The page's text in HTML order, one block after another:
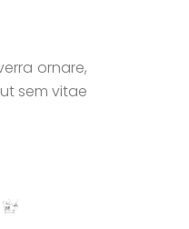
ornare,
sem vitae